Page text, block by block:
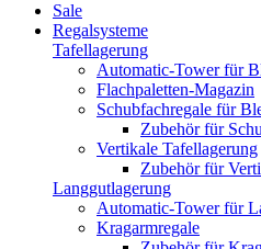
Sale
Regalsysteme
Tafellagerung
Automatic-Tower für
Flachpaletten-Magazin
Schubfachregale für
Zubehör für
Vertikale Tafellagerung
Zubehör für
Langgutlagerung
Automatic-Tower für
Kragarmregale